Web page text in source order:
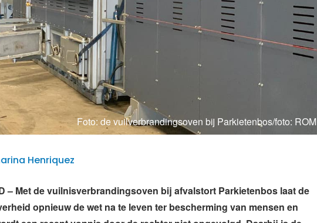
Foto: de vuilverbrandingsoven bij Parkietenbos/foto: ROM
Henriquez
– Met de vuilnisverbrandingsoven bij afvalstort Parkietenbos laat de
opnieuw de wet na te leven ter bescherming van mensen en